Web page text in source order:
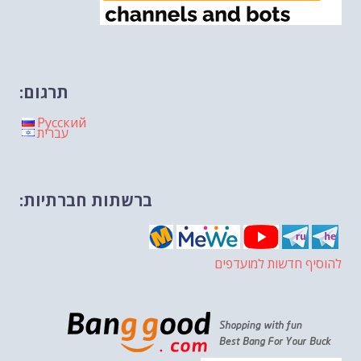
תרגום:
Русский
עברית
ברשתות חברתיות:
להוסיף חדשות למועדפים